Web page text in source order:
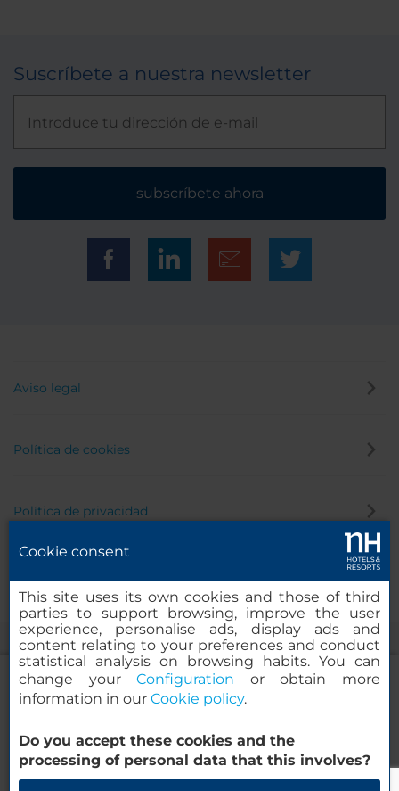
NH Collection Alagna Mirtillo Rosso
Suscríbete a nuestra newsletter
subscríbete ahora
Aviso legal
Política de cookies
Política de privacidad
© 2000-2026 MINOR HOTELS EUROPE & AMERICAS Santa Engracia,
120. 28003 Madrid, España
Cookie consent
This site uses its own cookies and those of third
parties to support browsing, improve the user
experience, personalise ads, display ads and
content relating to your preferences and conduct
statistical analysis on browsing habits. You can
change yourConfiguration or obtain more
information in our Cookie policy.
Do you accept these cookies and the
processing of personal data that this involves?